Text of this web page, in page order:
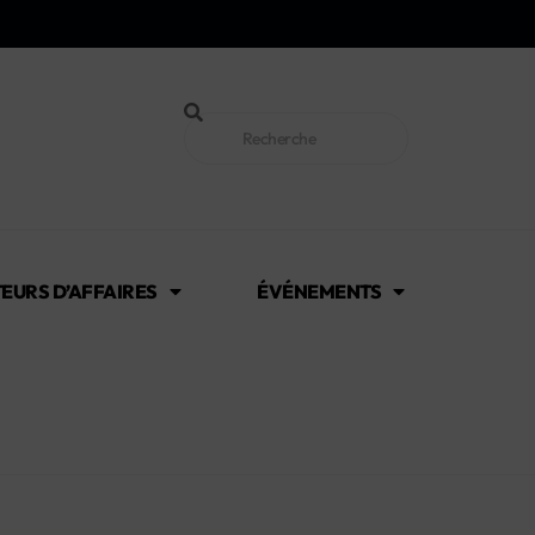
D’AFFAIRES ÉVÉNEMENTS